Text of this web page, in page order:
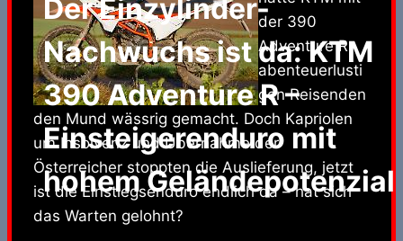
Der Einzylinder-
Nachwuchs ist da: KTM
390 Adventure R –
Einsteigerenduro mit
hohem Geländepotenzial
der 390
Adventure R
abenteuerlusti
gen Reisenden
den Mund wässrig gemacht. Doch Kapriolen
um Insolvenz und Übernahme der
Österreicher stoppten die Auslieferung, jetzt
ist die Einstiegsenduro endlich da – hat sich
das Warten gelohnt?